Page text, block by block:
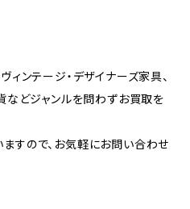
ィンテージ・デザイナーズ家具、
などジャンルを問わずお買取を
すので、お気軽にお問い合わせ